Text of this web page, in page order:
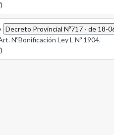
Decreto Provincial Nº717 - de 18-
NºBonificación Ley L Nº 1904.